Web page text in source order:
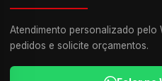
Atendimento personalizado pelo
pedidos e solicite orçamentos.